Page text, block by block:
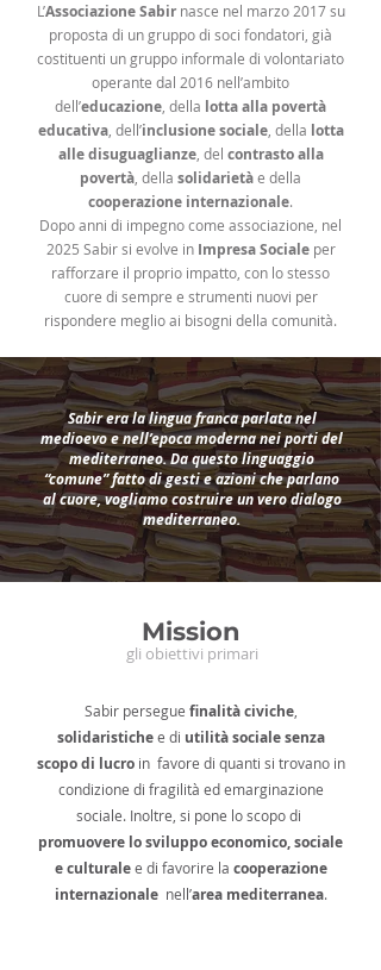
L’Associazione Sabirnasce nel marzo 2017 su
proposta di un gruppo di soci fondatori, già
costituenti un gruppo informale di volontariato
operante dal 2016 nell’ambito
dell’educazione , della lotta alla povertà
educativa, dell’inclusione sociale, della lotta
alle disuguaglianze, del contrasto alla
povertà , della solidarietàe della
cooperazione internazionale.
Dopo anni di impegno come associazione, nel
2025 Sabir si evolve in Impresa Socialeper
rafforzare il proprio impatto, con lo stesso
cuore di sempre e strumenti nuovi per
rispondere meglio ai bisogni della comunità.
Sabir era la lingua franca parlata nel
medioevo e nell’epoca moderna nei porti del
mediterraneo. Da questo linguaggio
“comune” fatto di gesti e azioni che parlano
al cuore, vogliamo costruire un vero dialogo
mediterraneo.
Mission
gli obiettivi primari
Sabir persegue finalità civiche,
solidaristichee di utilità sociale senza
scopo di lucroin favore di quanti si trovano in
condizione di fragilità ed emarginazione
sociale. Inoltre, si pone lo scopo di
promuovere lo sviluppo economico, sociale
e culturalee di favorire la cooperazione
internazionale nell’area mediterranea.